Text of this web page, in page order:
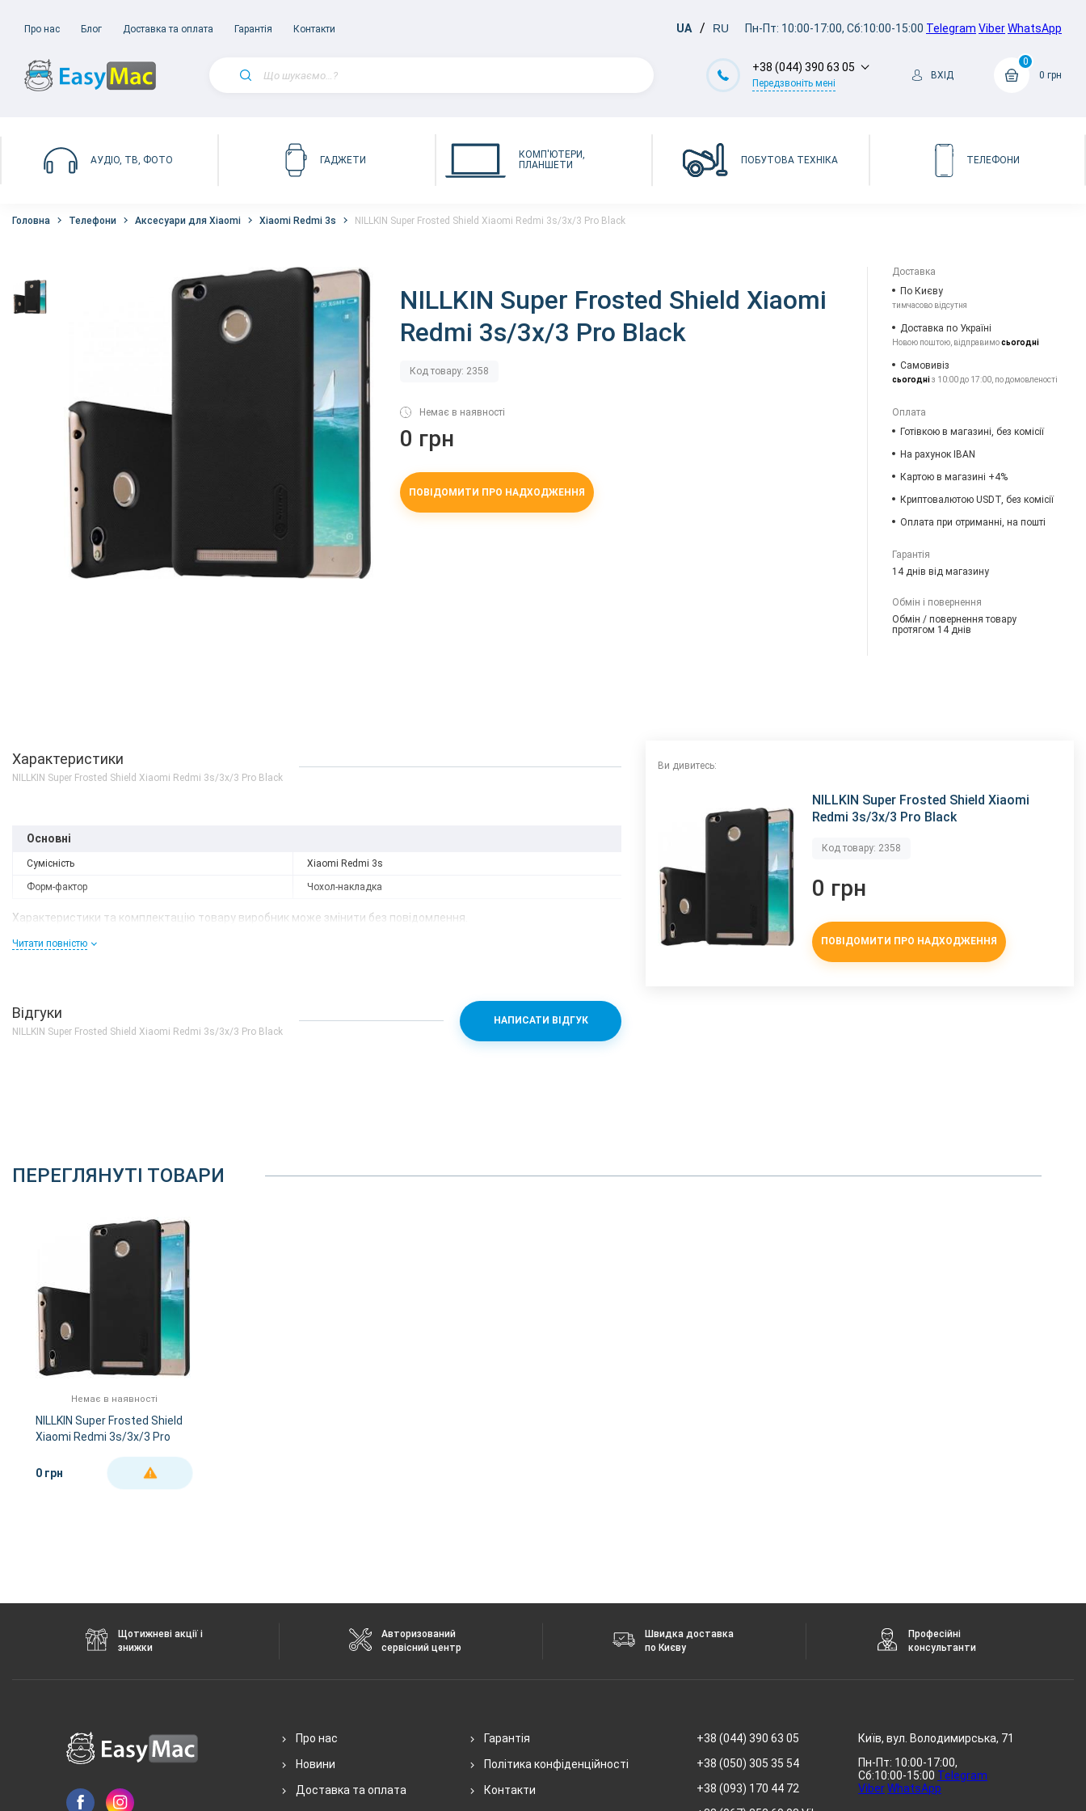
Про нас Блог Доставка та оплата Гарантія Контакти UA RU Пн-Пт: 10:00-17:00, Сб:10:00-15:00 Telegram ViberWhatsApp
+38 (044) 390 63 05
Передзвоніть мені
ВХІД
0
0 грн
АУДІО, ТВ, ФОТО ГАДЖЕТИ
КОМП'ЮТЕРИ,
ПЛАНШЕТИ
ПОБУТОВА ТЕХНІКА ТЕЛЕФОНИ
Головна Телефони Аксесуари для Xiaomi Xiaomi Redmi 3s NILLKIN Super Frosted Shield Xiaomi Redmi 3s/3x/3 Pro Black
NILLKIN Super Frosted Shield Xiaomi
Redmi 3s/3x/3 Pro Black
Код товару: 2358
Немає в наявності
0 грн
ПОВІДОМИТИ ПРО НАДХОДЖЕННЯ
Доставка
По Києву
тимчасово відсутня
Доставка по Україні
Новою поштою, відправимосьогодні
Самовивіз
сьогодніз 10:00 до 17:00, по домовленості
Оплата
Готівкою в магазині, без комісії
На рахунок IBAN
Картою в магазині +4%
Криптовалютою USDT, без комісії
Оплата при отриманні, на пошті
Гарантія
14 днів від магазину
Обмін і повернення
Обмін / повернення товару
протягом 14 днів
Характеристики
NILLKIN Super Frosted Shield Xiaomi Redmi 3s/3x/3 Pro Black
Основні
Сумісність Xiaomi Redmi 3s
Форм-фактор Чохол-накладка
Характеристики та комплектацію товару виробник може змінити без повідомлення.
Читати повністю
Відгуки
NILLKIN Super Frosted Shield Xiaomi Redmi 3s/3x/3 Pro Black
НАПИСАТИ ВІДГУК
Ви дивитесь:
NILLKIN Super Frosted Shield Xiaomi
Redmi 3s/3x/3 Pro Black
Код товару: 2358
0 грн
ПОВІДОМИТИ ПРО НАДХОДЖЕННЯ
ПЕРЕГЛЯНУТІ ТОВАРИ
Немає в наявності
NILLKIN Super Frosted Shield
Xiaomi Redmi 3s/3x/3 Pro
0 грн
ДЕТАЛЬНІШЕ
Щотижневі акції і
знижки
Авторизований
сервісний центр
Швидка доставка
по Києву
Професійні
консультанти
Про нас
Новини
Доставка та оплата
Гарантія
Політика конфіденційності
Контакти
+38 (044) 390 63 05
+38 (050) 305 35 54
+38 (093) 170 44 72
Київ, вул. Володимирська, 71
Пн-Пт: 10:00-17:00,
Сб:10:00-15:00 Telegram
ViberWhatsApp